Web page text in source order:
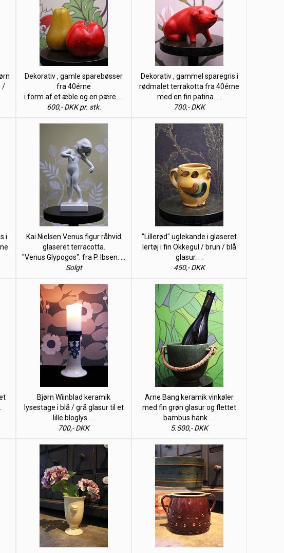
/
Dekorativ , gamle sparebøsser
fra 40érne
i form af et æble og en pære. . .
600,- DKK pr. stk.
Dekorativ , gammel sparegris i
rødmalet terrakotta fra 40érne
med en fin patina. . .
700,- DKK
i
Kai Nielsen Venus figur råhvid
glaseret terracotta.
"Venus Glypogos". fra P. Ibsen. . .
Solgt
"Lillerød" uglekande i glaseret
lertøj i fin Okkegul / brun / blå
glasur. . .
450,- DKK
Bjørn Wiinblad keramik
lysestage i blå / grå glasur til et
lille bloglys. . .
700,- DKK
Arne Bang keramik vinkøler
med fin grøn glasur og flettet
bambus hank. . .
5.500,- DKK